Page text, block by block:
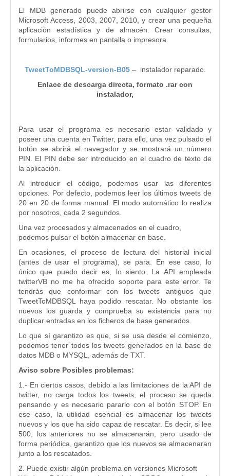
El MDB generado puede abrirse con cualquier gestor
Microsoft Access, 2003, 2007, 2010, y crear una pequeña
aplicación estadística y de almacén. Crear consultas,
formularios, informes en pantalla o impresora.
TweetToMDBSQL-version-B05 – instalador reparado.
Enlace de descarga directa, formato .rar con
instalador,
Para usar el programa es necesario estar validado y
poseer una cuenta en Twitter, para ello, una vez pulsado el
botón se abrirá el navegador y se mostrará un número
PIN. El PIN debe ser introducido en el cuadro de texto de
la aplicación.
Al introducir el código, podemos usar las diferentes
opciones. Por defecto, podemos leer los últimos tweets de
20 en 20 de forma manual. El modo automático lo realiza
por nosotros, cada 2 segundos.
Una vez procesados y almacenados en el cuadro,
podemos pulsar el botón almacenar en base.
En ocasiones, el proceso de lectura del historial inicial
(antes de usar el programa), se para. En ese caso, lo
único que puedo decir es, lo siento. La API empleada
twitterVB no me ha ofrecido soporte para este error. Te
tendrás que conformar con los tweets antiguos que
TweetToMDBSQL haya podido rescatar. No obstante los
nuevos los guarda y comprueba su existencia para no
duplicar entradas en los ficheros de base generados.
Lo que sí garantizo es que, si se usa desde el comienzo,
podemos tener todos los tweets generados en la base de
datos MDB o MYSQL, además de TXT.
Aviso sobre Posibles problemas:
1.- En ciertos casos, debido a las limitaciones de la API de
twitter, no carga todos los tweets, el proceso se queda
pensando y es necesario pararlo con el botón STOP. En
ese caso, la utilidad esencial es almacenar los tweets
nuevos y los que ha sido capaz de rescatar. Es decir, si lee
500, los anteriores no se almacenarán, pero usado de
forma periódica, garantizo que los nuevos se almacenaran
junto a los rescatados.
2. Puede existir algún problema en versiones Microsoft